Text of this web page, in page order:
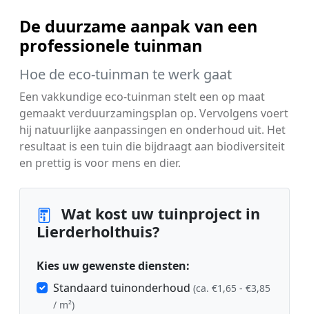
De duurzame aanpak van een
professionele tuinman
Hoe de eco-tuinman te werk gaat
Een vakkundige eco-tuinman stelt een op maat
gemaakt verduurzamingsplan op. Vervolgens voert
hij natuurlijke aanpassingen en onderhoud uit. Het
resultaat is een tuin die bijdraagt aan biodiversiteit
en prettig is voor mens en dier.
Wat kost uw tuinproject in
Lierderholthuis?
Kies uw gewenste diensten:
Standaard tuinonderhoud (ca. €1,65 - €3,85
/ m²)